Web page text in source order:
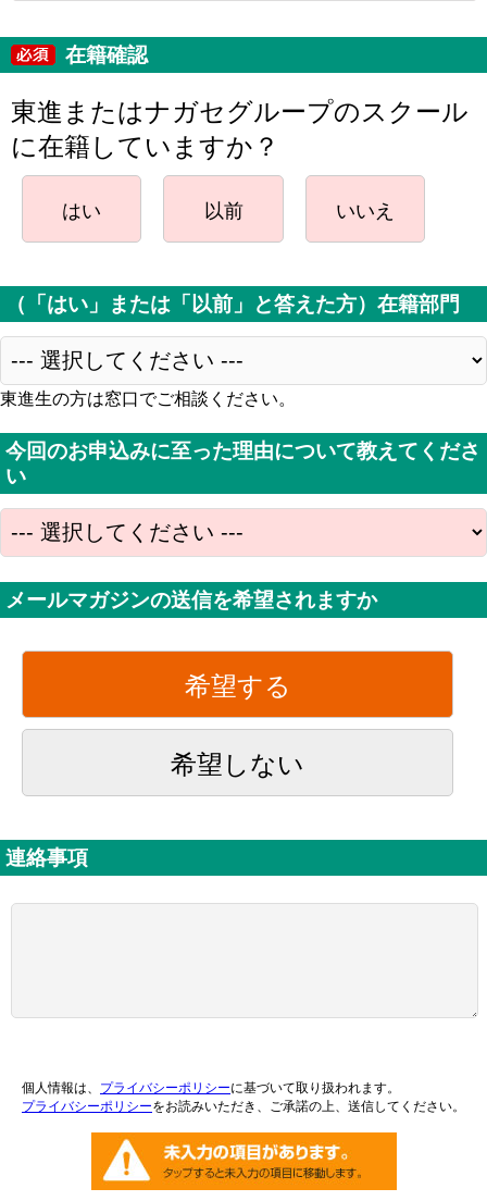
在籍確認
東進またはナガセグループのスクール
に在籍していますか？
はい 以前 いいえ
（「はい」または「以前」と答えた方）在籍部門
東進生の方は窓口でご相談ください。
今回のお申込みに至った理由について教えてくださ
い
メールマガジンの送信を希望されますか
希望する
希望しない
連絡事項
個人情報は、 プライバシーポリシーに基づいて取り扱われます。
プライバシーポリシーをお読みいただき、ご承諾の上、送信してください。